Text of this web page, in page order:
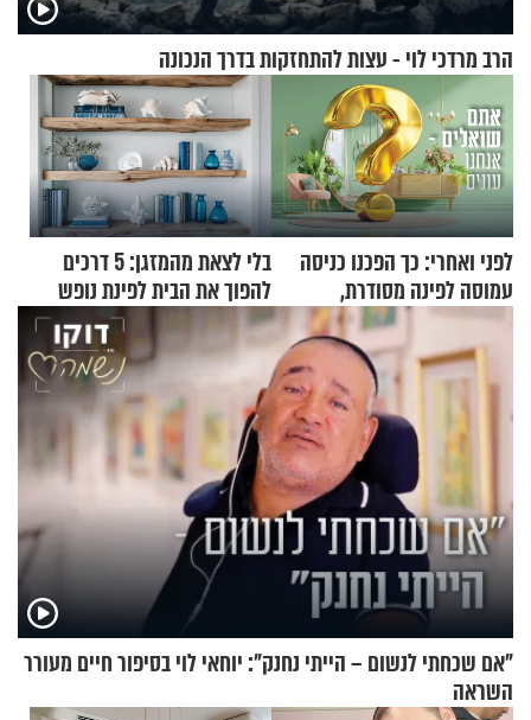
הרב מרדכי לוי - עצות להתחזקות בדרך הנכונה
לפני ואחרי: כך הפכנו כניסה
עמוסה לפינה מסודרת,
שימושית ומזמינה
בלי לצאת מהמזגן: 5 דרכים
להפוך את הבית לפינת נופש
מעוצבת
"אם שכחתי לנשום – הייתי נחנק": יוחאי לוי בסיפור חיים מעורר
השראה